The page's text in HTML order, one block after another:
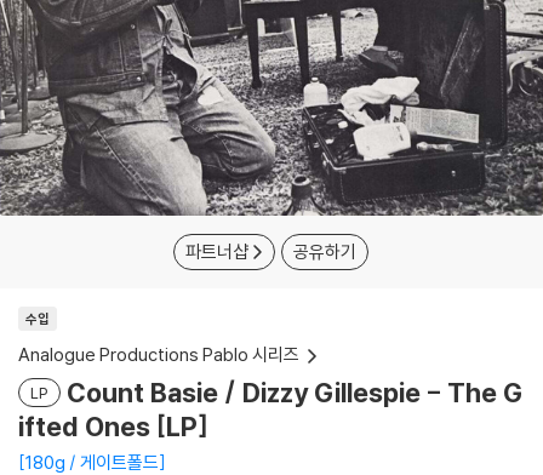
파트너샵 공유하기
수입
Analogue Productions Pablo 시리즈
LP
Count Basie / Dizzy Gillespie - The G
ifted Ones [LP]
180g / 게이트폴드